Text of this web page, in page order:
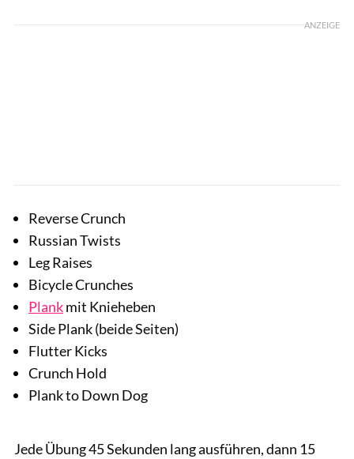
ANZEIGE
Reverse Crunch
Russian Twists
Leg Raises
Bicycle Crunches
Plankmit Knieheben
Side Plank (beide Seiten)
Flutter Kicks
Crunch Hold
Plank to Down Dog
Jede Übung 45 Sekunden lang ausführen, dann 15